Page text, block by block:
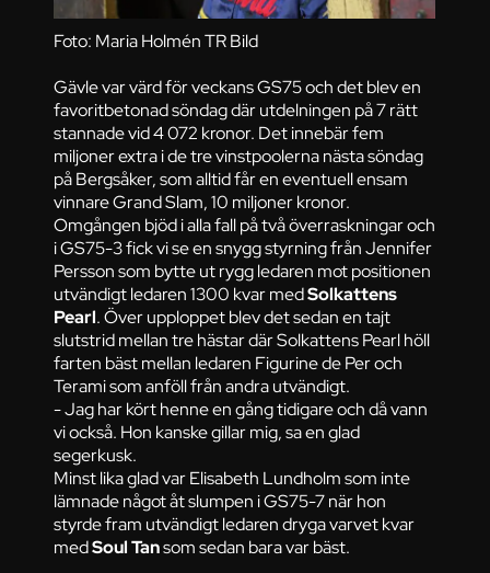
Foto: Maria Holmén TR Bild
Gävle var värd för veckans GS75 och det blev en
favoritbetonad söndag där utdelningen på 7 rätt
stannade vid 4 072 kronor. Det innebär fem
miljoner extra i de tre vinstpoolerna nästa söndag
på Bergsåker, som alltid får en eventuell ensam
vinnare Grand Slam, 10 miljoner kronor.
Omgången bjöd i alla fall på två överraskningar och
i GS75-3 fick vi se en snygg styrning från Jennifer
Persson som bytte ut rygg ledaren mot positionen
utvändigt ledaren 1300 kvar medSolkattens
Pearl. Över upploppet blev det sedan en tajt
slutstrid mellan tre hästar där Solkattens Pearl höll
farten bäst mellan ledaren Figurine de Per och
Terami som anföll från andra utvändigt.
- Jag har kört henne en gång tidigare och då vann
vi också. Hon kanske gillar mig, sa en glad
segerkusk.
Minst lika glad var Elisabeth Lundholm som inte
lämnade något åt slumpen i GS75-7 när hon
styrde fram utvändigt ledaren dryga varvet kvar
medSoul Tansom sedan bara var bäst.